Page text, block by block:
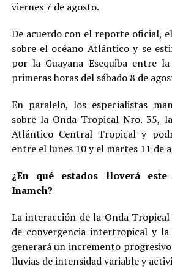
viernes 7 de agosto.
De acuerdo con el reporte oficial,
sobre el océano Atlántico y se
por la Guayana Esequiba entre
primeras horas del sábado 8 de
En paralelo, los especialistas
sobre la Onda Tropical Nro. 35,
Atlántico Central Tropical y
entre el lunes 10 y el martes 11 de
¿En qué estados lloverá
Inameh?
La interacción de la Onda
de convergencia intertropical y la
generará un incremento
lluvias de intensidad variable y